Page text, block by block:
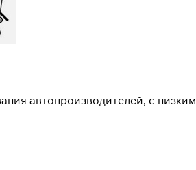
автопроизводителей, с низким